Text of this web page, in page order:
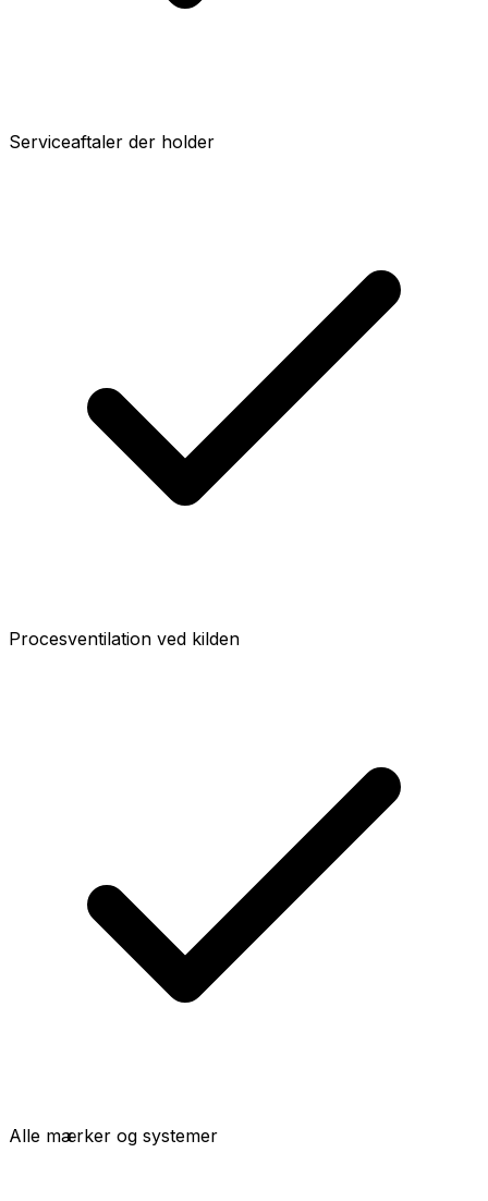
Serviceaftaler der holder
Procesventilation ved kilden
Alle mærker og systemer